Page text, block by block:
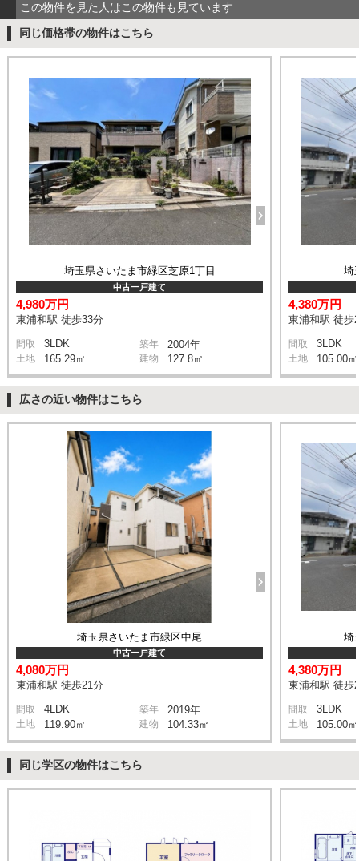
この物件を見た人はこの物件も見ています
同じ価格帯の物件はこちら
埼玉県さいたま市緑区芝原1丁目
中古一戸建て
4,980万円
東浦和駅 徒歩33分
間取 3LDK 築年 2004年
土地 165.29㎡ 建物 127.8㎡
埼
4,380万円
東浦和駅 徒歩
間取 3LDK
土地 105.00㎡
広さの近い物件はこちら
埼玉県さいたま市緑区中尾
中古一戸建て
4,080万円
東浦和駅 徒歩21分
間取 4LDK 築年 2019年
土地 119.90㎡ 建物 104.33㎡
埼
4,380万円
東浦和駅 徒歩
間取 3LDK
土地 105.00㎡
同じ学区の物件はこちら